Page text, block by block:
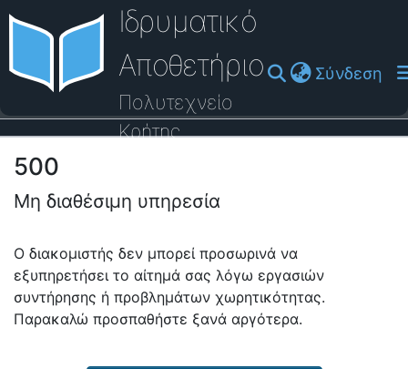
Ιδρυματικό
Αποθετήριο
Πολυτεχνείο
Κρήτης
Σύνδεση
Οδηγός Βοήθειας
500
Μη διαθέσιμη υπηρεσία
Ο διακομιστής δεν μπορεί προσωρινά να
εξυπηρετήσει το αίτημά σας λόγω εργασιών
συντήρησης ή προβλημάτων χωρητικότητας.
Παρακαλώ προσπαθήστε ξανά αργότερα.